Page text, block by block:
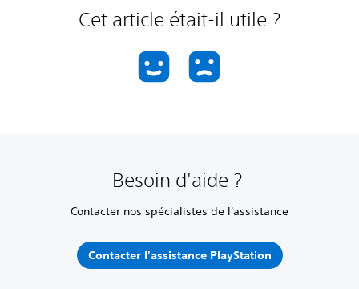
Cet article était-il utile ?
Besoin d'aide ?
Contacter nos spécialistes de l'assistance
Contacter l'assistance PlayStation